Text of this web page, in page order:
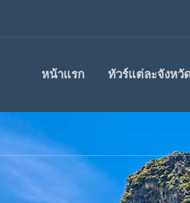
หน้าแรก ทัวร์แต่ละจังหวั